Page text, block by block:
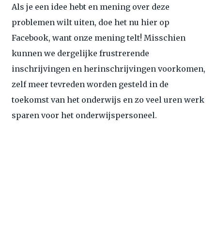
Als je een idee hebt en mening over deze
problemen wilt uiten, doe het nu hier op
Facebook, want onze mening telt! Misschien
kunnen we dergelijke frustrerende
inschrijvingen en herinschrijvingen voorkomen,
zelf meer tevreden worden gesteld in de
toekomst van het onderwijs en zo veel uren werk
sparen voor het onderwijspersoneel.